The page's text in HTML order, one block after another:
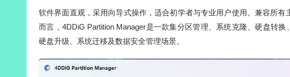
软件界面直观，采用向导式操作，适合初学者与专业用户使用。兼容所
而言，4DDiG Partition Manager是一款集分区管理、系统克隆、硬盘转
硬盘升级、系统迁移及数据安全管理场景。